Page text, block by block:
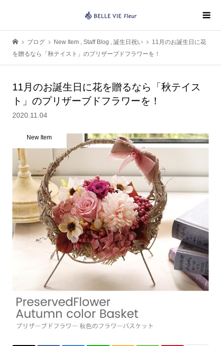
ブログ New Item , Staff Blog , 誕生日祝い
11月のお誕生日に花
を贈るなら「秋テイスト」のプリザーブドフラワーを！
11月のお誕生日に花を贈るなら「秋テイス
ト」のプリザーブドフラワーを！
2020.11.04
New Item